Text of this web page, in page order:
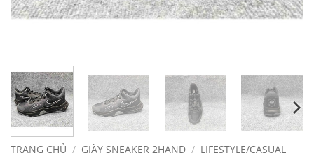
TRANG CHỦ / GIÀY SNEAKER 2HAND / LIFESTYLE/CASUAL